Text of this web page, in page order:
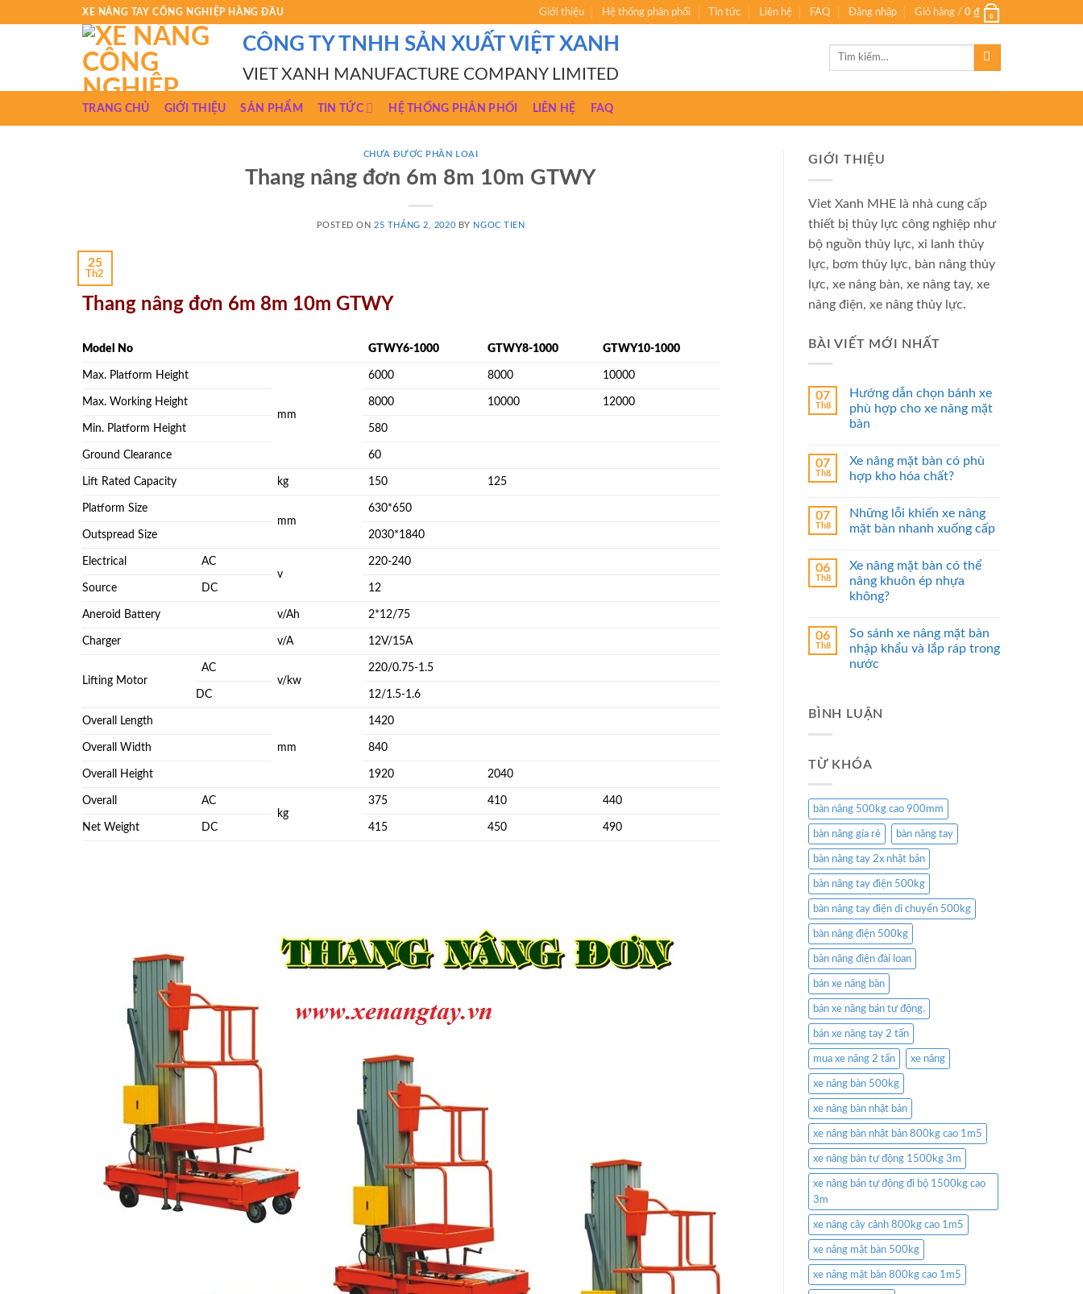
XE NÂNG TAY CÔNG NGHIỆP HÀNG ĐẦU Giới thiệu Hệ thống phân phối Tin tức Liên hệ FAQ Đăng nhập Giỏ hàng / 0 ₫ 0
CÔNG TY TNHH SẢN XUẤT VIỆT XANH
VIET XANH MANUFACTURE COMPANY LIMITED
Tìm
TRANG CHỦ GIỚI THIỆU SẢN PHẨM TIN TỨC HỆ THỐNG PHÂN PHỐI LIÊN HỆ FAQ
CHƯA ĐƯỢC PHÂN LOẠI
Thang nâng đơn 6m 8m 10m GTWY
POSTED ON 25 THÁNG 2, 2020 BY NGOC TIEN
25
Th2
Thang nâng đơn 6m 8m 10m GTWY
Model No GTWY6-1000 GTWY8-1000 GTWY10-1000
Max. Platform Height
mm
6000 8000 10000
Max. Working Height 8000 10000 12000
Min. Platform Height 580
Ground Clearance 60
Lift Rated Capacity kg 150 125
Platform Size
mm
630*650
Outspread Size 2030*1840
Electrical
AC
v
220-240
Source DC 12
Aneroid Battery v/Ah 2*12/75
Charger v/A 12V/15A
Lifting Motor
AC
v/kw
220/0.75-1.5
DC 12/1.5-1.6
Overall Length
mm
1420
Overall Width 840
Overall Height 1920 2040
Overall
AC
kg
375 410 440
Net Weight DC 415 450 490
GIỚI THIỆU
Viet Xanh MHE là nhà cung cấp
thiết bị thủy lực công nghiệp như
bộ nguồn thủy lực, xi lanh thủy
lực, bơm thủy lực, bàn nâng thủy
lực, xe nâng bàn, xe nâng tay, xe
nâng điện, xe nâng thủy lực.
BÀI VIẾT MỚI NHẤT
07
Th8
Hướng dẫn chọn bánh xe
phù hợp cho xe nâng mặt
bàn
07
Th8
Xe nâng mặt bàn có phù
hợp kho hóa chất?
07
Th8
Những lỗi khiến xe nâng
mặt bàn nhanh xuống cấp
06
Th8
Xe nâng mặt bàn có thể
nâng khuôn ép nhựa
không?
06
Th8
So sánh xe nâng mặt bàn
nhập khẩu và lắp ráp trong
nước
BÌNH LUẬN
TỪ KHÓA
bàn nâng 500kg cao 900mm
bàn nâng gía rẻ bàn nâng tay
bàn nâng tay 2x nhật bản
bàn nâng tay điện 500kg
bàn nâng tay điện di chuyển 500kg
bàn nâng điện 500kg
bàn nâng điện đài loan
bán xe nâng bàn
bán xe nâng bán tự động.
bán xe nâng tay 2 tấn
mua xe nâng 2 tấn xe nâng
xe nâng bàn 500kg
xe nâng bàn nhật bản
xe nâng bàn nhật bản 800kg cao 1m5
xe nâng bán tự động 1500kg 3m
xe nâng bán tự động đi bộ 1500kg cao
3m
xe nâng cây cảnh 800kg cao 1m5
xe nâng mặt bàn 500kg
xe nâng mặt bàn 800kg cao 1m5